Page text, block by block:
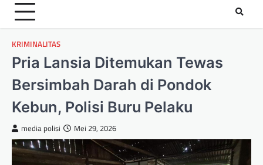
KRIMINALITAS
Pria Lansia Ditemukan Tewas
Bersimbah Darah di Pondok
Kebun, Polisi Buru Pelaku
media polisi Mei 29, 2026